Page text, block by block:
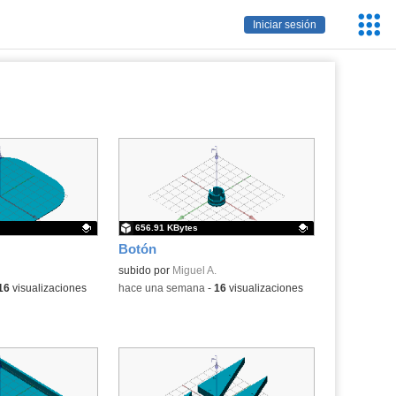
Iniciar sesión
visualizaciones
Botón
Contenido educativo.
subido por Miguel A.
656.91 KBytes
-hace una semana - 16visualizaciones